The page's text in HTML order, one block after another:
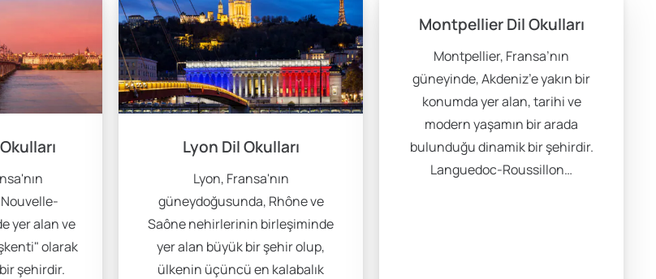
yer alan ve
olarak
şehirdir.
Lyon Dil Okulları
Lyon, Fransa'nın
güneydoğusunda, Rhône ve
Saône nehirlerinin birleşiminde
yer alan büyük bir şehir olup,
ülkenin üçüncü en kalabalık
Montpellier Dil Okulları
Montpellier, Fransa’nın
güneyinde, Akdeniz’e yakın bir
konumda yer alan, tarihi ve
modern yaşamın bir arada
bulunduğu dinamik bir şehirdir.
Languedoc-Roussillon…